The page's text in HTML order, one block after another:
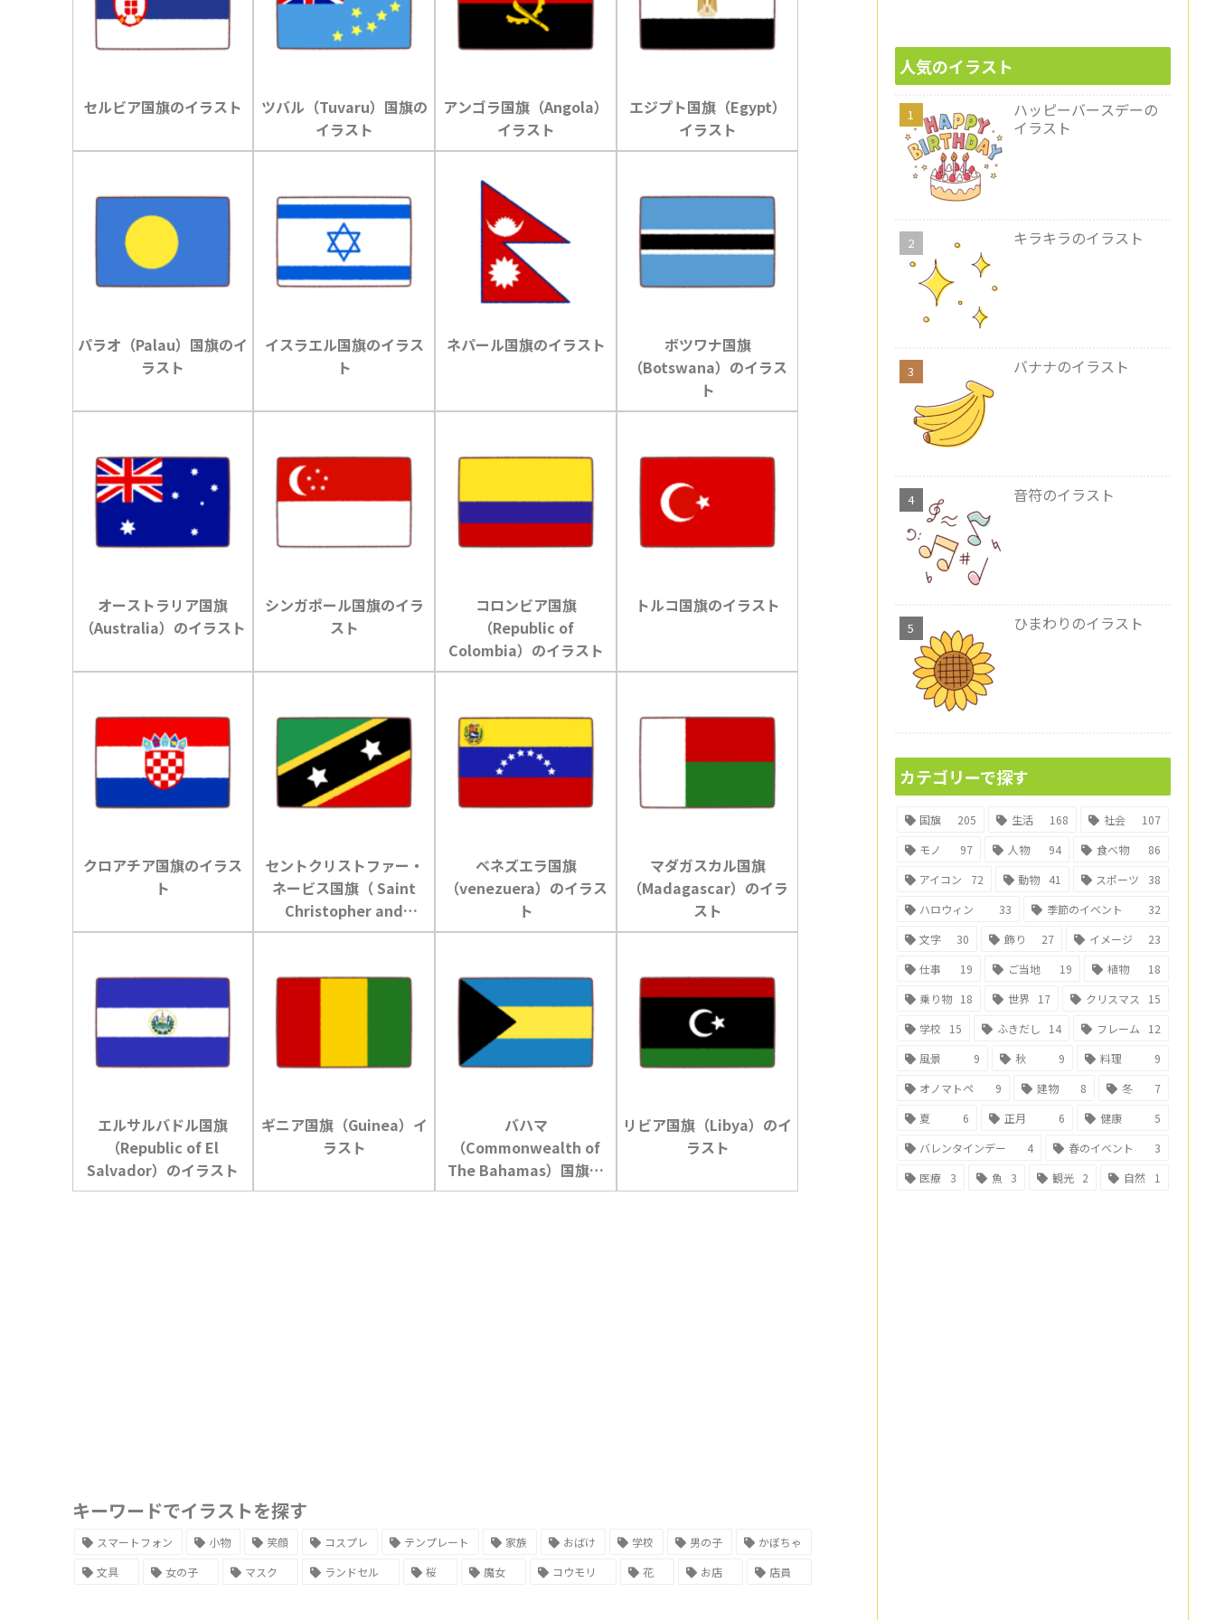
セルビア国旗のイラスト
ツバル（Tuvaru）国旗の
イラスト
アンゴラ国旗（Angola）
イラスト
エジプト国旗（Egypt）
イラスト
パラオ（Palau）国旗のイ
ラスト
イスラエル国旗のイラス
ト
ネパール国旗のイラスト
ボツワナ国旗
（Botswana）のイラス
ト
オーストラリア国旗
（Australia）のイラスト
シンガポール国旗のイラ
スト
コロンビア国旗
（Republic of
Colombia）のイラスト
トルコ国旗のイラスト
クロアチア国旗のイラス
ト
セントクリストファー・
ネービス国旗（ Saint
Christopher and
Nevis）のイラスト
ベネズエラ国旗
（venezuera）のイラス
ト
マダガスカル国旗
（Madagascar）のイラ
スト
エルサルバドル国旗
（Republic of El
Salvador）のイラスト
ギニア国旗（Guinea）イ
ラスト
バハマ
（Commonwealth of
The Bahamas）国旗の
イラスト
リビア国旗（Libya）のイ
ラスト
キーワードでイラストを探す
スマートフォン 小物 笑顔 コスプレ テンプレート 家族 おばけ 学校 男の子
かぼちゃ
文具
女の子 マスク ランドセル 桜 魔女 コウモリ 花 お店 店員
人気のイラスト
ハッピーバースデーの
イラスト
キラキラのイラスト
バナナのイラスト
音符のイラスト
ひまわりのイラスト
カテゴリーで探す
国旗 205 生活 168 社会
107
モノ
97 人物 94 食べ物
86
アイコン
72 動物 41 スポーツ
38
ハロウィン
33 季節のイベント
32
文字
30 飾り 27 イメージ
23
仕事
19 ご当地 19 植物
18
乗り物 18 世界 17 クリスマス
15
学校
15 ふきだし 14 フレーム
12
風景
9 秋 9 料理
9
オノマトペ
9 建物 8 冬
7
夏
6 正月 6 健康
5
バレンタインデー
4 春のイベント
3
医療
3 魚 3 観光 2 自然 1